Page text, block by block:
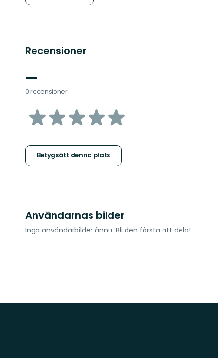
Recensioner
—
0 recensioner
av
stjärnor
Betygsätt denna plats
Användarnas bilder
Inga användarbilder ännu. Bli den första att dela!